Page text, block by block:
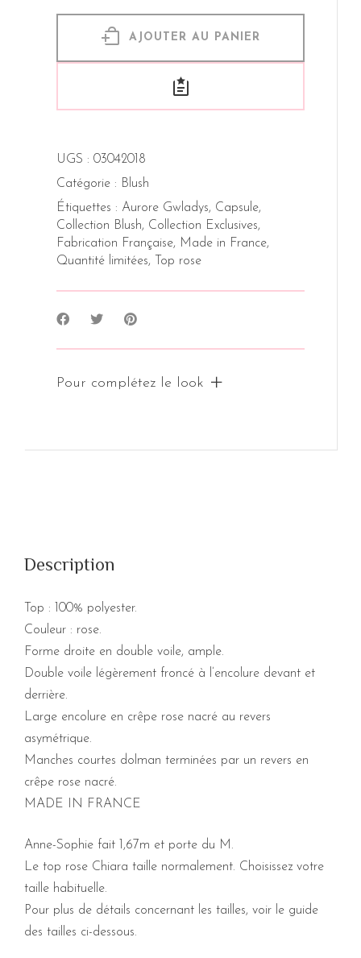
AJOUTER AU PANIER
UGS : 03042018
Catégorie : Blush
Étiquettes : Aurore Gwladys, Capsule,
Collection Blush, Collection Exclusives,
Fabrication Française, Made in France,
Quantité limitées, Top rose
Pour complétez le look
Description
Top : 100% polyester.
Couleur : rose.
Forme droite en double voile, ample.
Double voile légèrement froncé à l’encolure devant et
derrière.
Large encolure en crêpe rose nacré au revers
asymétrique.
Manches courtes dolman terminées par un revers en
crêpe rose nacré.
MADE IN FRANCE
Anne-Sophie fait 1,67m et porte du M.
Le top rose Chiara taille normalement. Choisissez votre
taille habituelle.
Pour plus de détails concernant les tailles, voir le guide
des tailles ci-dessous.